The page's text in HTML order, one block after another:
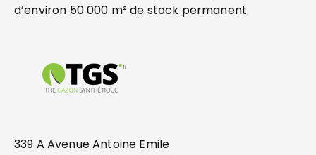
d’environ 50 000 m² de stock permanent.
339 A Avenue Antoine Emile